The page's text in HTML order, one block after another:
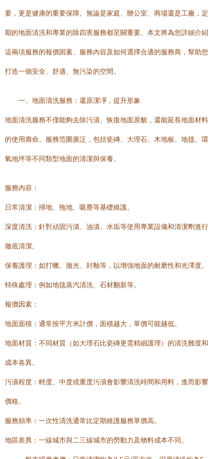
要，更是健康的重要保障。無論是家庭、辦公室、商場還是工廠，定
期的地面清洗和專業的除四害服務都至關重要。本文將為您詳細介紹
這兩項服務的報價因素、服務內容及如何選擇合適的服務商，幫助您
打造一個安全、舒適、無污染的空間。
一、地面清洗服務：還原潔凈，提升形象
地面清洗服務不僅能夠去除污漬、恢復地面原貌，還能延長地面材料
的使用壽命。服務范圍廣泛，包括瓷磚、大理石、木地板、地毯、環
氧地坪等不同類型地面的清潔與保養。
服務內容：
日常清潔：掃地、拖地、吸塵等基礎維護。
深度清洗：針對頑固污漬、油漬、水垢等使用專業設備和清潔劑進行
徹底清潔。
保養護理：如打蠟、拋光、封釉等，以增強地面的耐磨性和光澤度。
特殊處理：例如地毯蒸汽清洗、石材翻新等。
報價因素：
地面面積：通常按平方米計價，面積越大，單價可能越低。
地面材質：不同材質（如大理石比瓷磚更需精細護理）的清洗難度和
成本各異。
污漬程度：輕度、中度或重度污漬會影響清洗時間和用料，進而影響
價格。
服務頻率：一次性清洗通常比定期維護服務單價高。
地區差異：一線城市與二三線城市的勞動力及物料成本不同。